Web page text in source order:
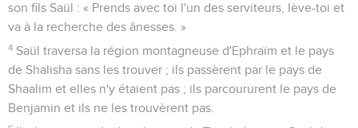
son fils Saül : « Prends avec toi l'un des serviteurs, lève-toi et
va à la recherche des ânesses. »
4 Saül traversa la région montagneuse d'Ephraïm et le pays
de Shalisha sans les trouver ; ils passèrent par le pays de
Shaalim et elles n'y étaient pas ; ils parcoururent le pays de
Benjamin et ils ne les trouvèrent pas.